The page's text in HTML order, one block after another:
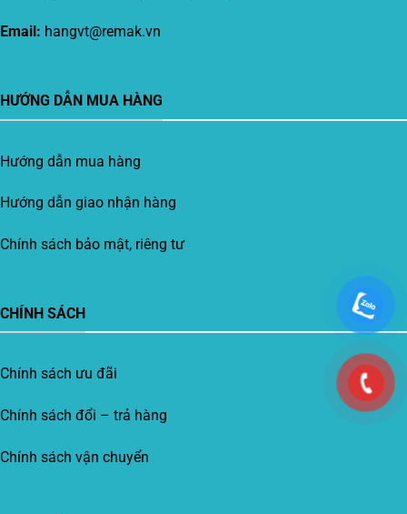
Email: hangvt@remak.vn
HƯỚNG DẪN MUA HÀNG
Hướng dẫn mua hàng
Hướng dẫn giao nhận hàng
Chính sách bảo mật, riêng tư
CHÍNH SÁCH
Chính sách ưu đãi
Chính sách đổi – trả hàng
Chính sách vận chuyển